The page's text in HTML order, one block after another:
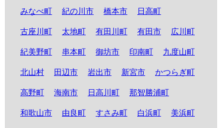
みなべ町
紀の川市 橋本市 日高町
古座川町 太地町 有田川町 有田市 広川町
紀美野町 串本町 御坊市 印南町 九度山町
北山村 田辺市 岩出市 新宮市 かつらぎ町
高野町 海南市 日高川町 那智勝浦町
和歌山市 由良町 すさみ町 白浜町 美浜町